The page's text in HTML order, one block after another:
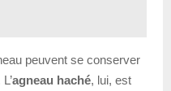
peuvent se conserver
L’agneau haché, lui, est